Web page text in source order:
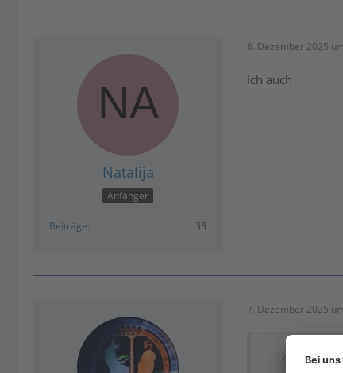
Natalija
Anfänger
Beiträge 33
6. Dezember 2025
ich auch
7. Dezember 2025
Zitat von